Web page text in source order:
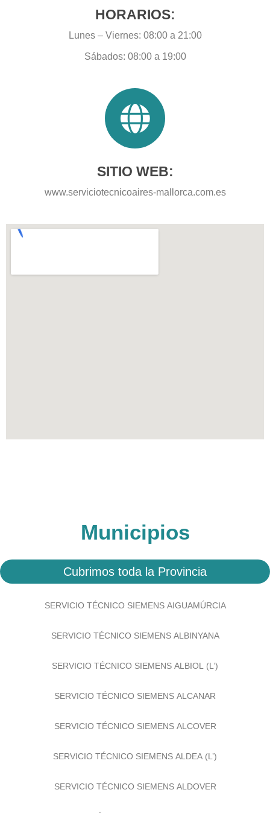
HORARIOS:
Lunes – Viernes: 08:00 a 21:00
Sábados: 08:00 a 19:00
SITIO WEB:
www.serviciotecnicoaires-mallorca.com.es
Municipios
Cubrimos toda la Provincia
SERVICIO TÉCNICO SIEMENS AIGUAMÚRCIA
SERVICIO TÉCNICO SIEMENS ALBINYANA
SERVICIO TÉCNICO SIEMENS ALBIOL (L’)
SERVICIO TÉCNICO SIEMENS ALCANAR
SERVICIO TÉCNICO SIEMENS ALCOVER
SERVICIO TÉCNICO SIEMENS ALDEA (L’)
SERVICIO TÉCNICO SIEMENS ALDOVER